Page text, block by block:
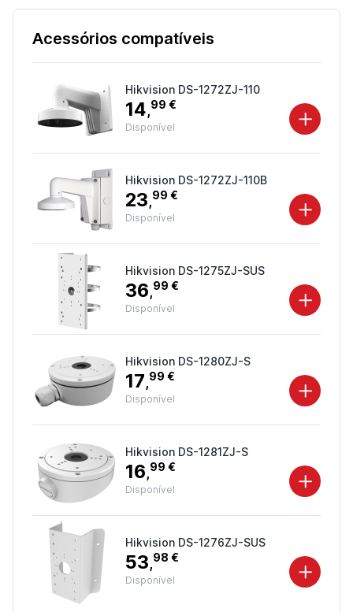
Acessórios compatíveis
Hikvision DS-1272ZJ-110
14,99 €
Disponível
Hikvision DS-1272ZJ-110B
23,99 €
Disponível
Hikvision DS-1275ZJ-SUS
36,99 €
Disponível
Hikvision DS-1280ZJ-S
17,99 €
Disponível
Hikvision DS-1281ZJ-S
16,99 €
Disponível
Hikvision DS-1276ZJ-SUS
53,98 €
Disponível